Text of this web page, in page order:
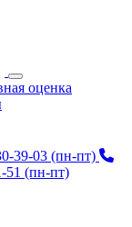
оценка
39-03 (пн-пт)
51 (пн-пт)